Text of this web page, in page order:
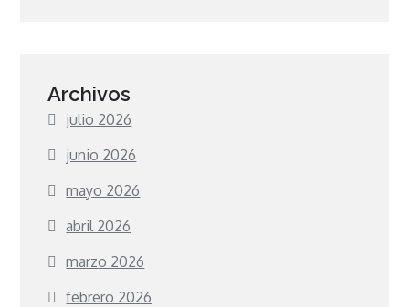
Archivos
julio 2026
junio 2026
mayo 2026
abril 2026
marzo 2026
febrero 2026